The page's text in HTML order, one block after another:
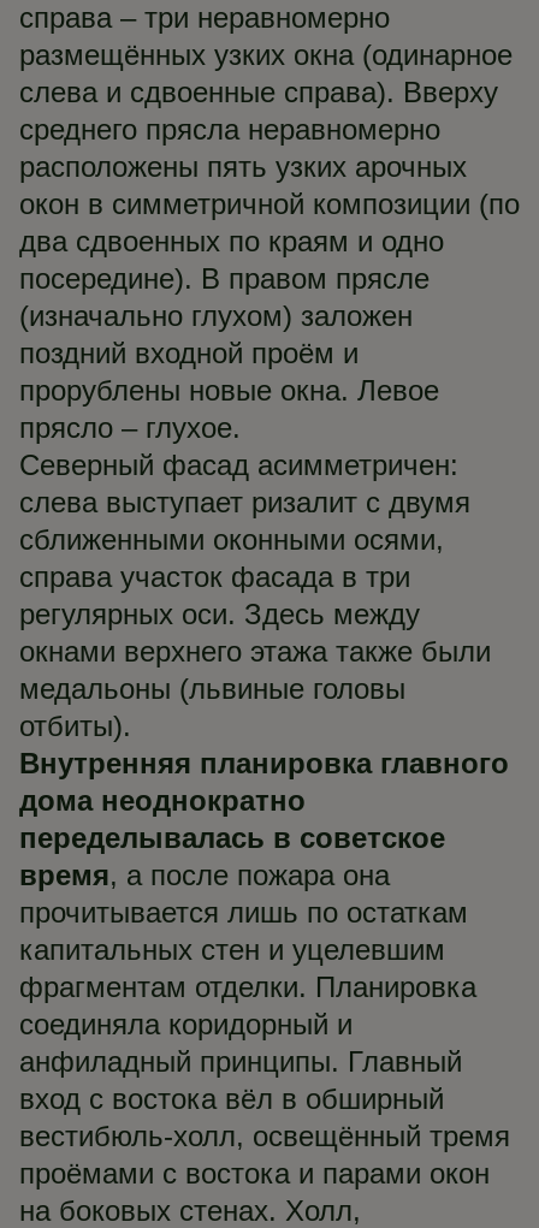
справа – три неравномерно
размещённых узких окна (одинарное
слева и сдвоенные справа). Вверху
среднего прясла неравномерно
расположены пять узких арочных
окон в симметричной композиции (по
два сдвоенных по краям и одно
посередине). В правом прясле
(изначально глухом) заложен
поздний входной проём и
прорублены новые окна. Левое
прясло – глухое.
Северный фасад асимметричен:
слева выступает ризалит с двумя
сближенными оконными осями,
справа участок фасада в три
регулярных оси. Здесь между
окнами верхнего этажа также были
медальоны (львиные головы
отбиты).
Внутренняя планировка главного
дома неоднократно
переделывалась в советское
время, а после пожара она
прочитывается лишь по остаткам
капитальных стен и уцелевшим
фрагментам отделки. Планировка
соединяла коридорный и
анфиладный принципы. Главный
вход с востока вёл в обширный
вестибюль-холл, освещённый тремя
проёмами с востока и парами окон
на боковых стенах. Холл,